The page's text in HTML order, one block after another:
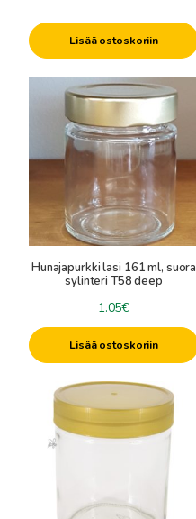
Lisää ostoskoriin
Hunajapurkki lasi 161 ml, suora
sylinteri T58 deep
1.05€
Lisää ostoskoriin
Tällä
tuotteella
useampi